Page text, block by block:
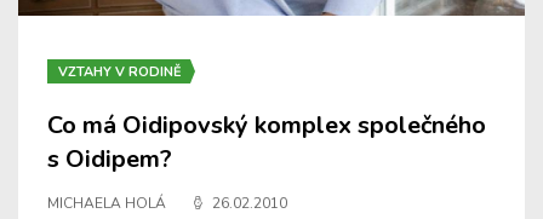
VZTAHY V RODINĚ
Co má Oidipovský komplex společného
s Oidipem?
MICHAELA HOLÁ 26.02.2010